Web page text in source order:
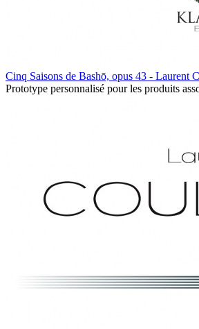
Cinq Saisons de Bashō, opus 43 - Laurent
Prototype personnalisé pour les produits